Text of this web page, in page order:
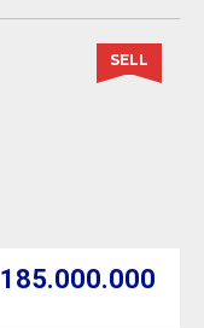
SELL
185.000.000